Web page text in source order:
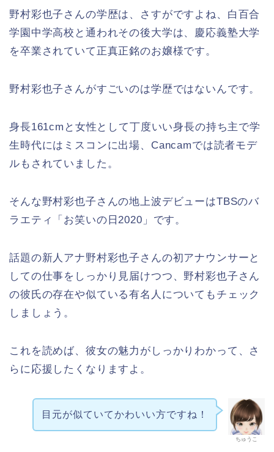
野村彩也子さんの学歴は、さすがですよね、白百合
学園中学高校と通われその後大学は、慶応義塾大学
を卒業されていて正真正銘のお嬢様です。
野村彩也子さんがすごいのは学歴ではないんです。
身長161cmと女性として丁度いい身長の持ち主で学
生時代にはミスコンに出場、Cancamでは読者モデ
ルもされていました。
そんな野村彩也子さんの地上波デビューはTBSのバ
ラエティ「お笑いの日2020」です。
話題の新人アナ野村彩也子さんの初アナウンサーと
しての仕事をしっかり見届けつつ、野村彩也子さん
の彼氏の存在や似ている有名人についてもチェック
しましょう。
これを読めば、彼女の魅力がしっかりわかって、さ
らに応援したくなりますよ。
ちゅうこ
目元が似ていてかわいい方ですね！